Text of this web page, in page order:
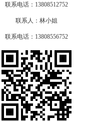
联系电话：13808512752
联系人：林小姐
联系电话：13808556752